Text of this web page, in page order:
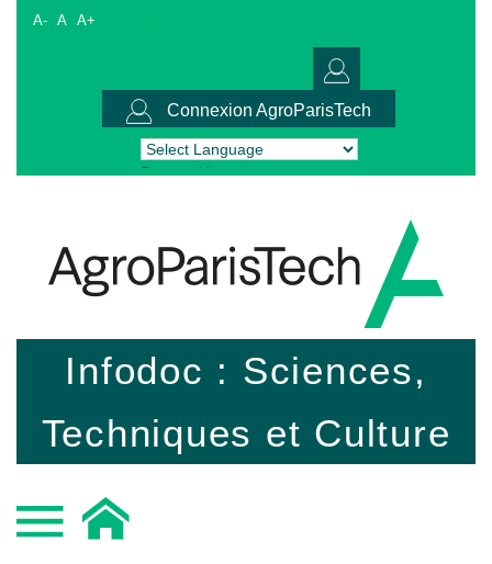
A- A A+
Connexion AgroParisTech
Powered by Translate
Infodoc : Sciences,
Techniques et Culture